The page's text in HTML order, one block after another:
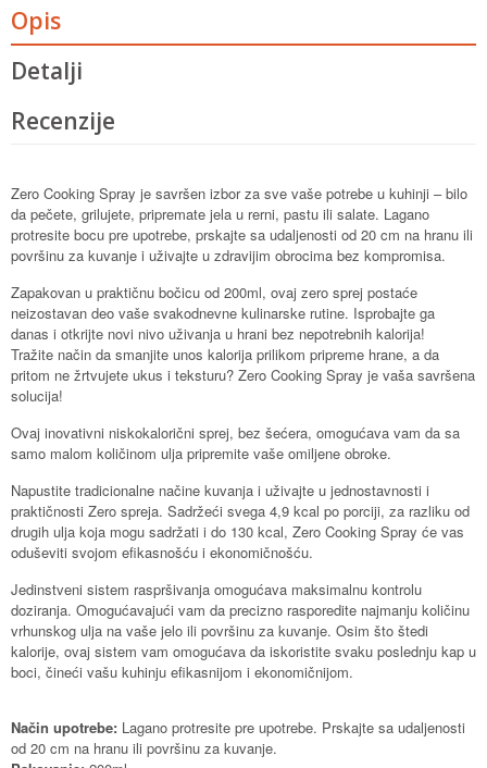
Opis
Detalji
Recenzije
Zero Cooking Spray je savršen izbor za sve vaše potrebe u kuhinji – bilo
da pečete, grilujete, pripremate jela u rerni, pastu ili salate. Lagano
protresite bocu pre upotrebe, prskajte sa udaljenosti od 20 cm na hranu ili
površinu za kuvanje i uživajte u zdravijim obrocima bez kompromisa.
Zapakovan u praktičnu bočicu od 200ml, ovaj zero sprej postaće
neizostavan deo vaše svakodnevne kulinarske rutine. Isprobajte ga
danas i otkrijte novi nivo uživanja u hrani bez nepotrebnih kalorija!
Tražite način da smanjite unos kalorija prilikom pripreme hrane, a da
pritom ne žrtvujete ukus i teksturu? Zero Cooking Spray je vaša savršena
solucija!
Ovaj inovativni niskokalorični sprej, bez šećera, omogućava vam da sa
samo malom količinom ulja pripremite vaše omiljene obroke.
Napustite tradicionalne načine kuvanja i uživajte u jednostavnosti i
praktičnosti Zero spreja. Sadržeći svega 4,9 kcal po porciji, za razliku od
drugih ulja koja mogu sadržati i do 130 kcal, Zero Cooking Spray će vas
oduševiti svojom efikasnošću i ekonomičnošću.
Jedinstveni sistem raspršivanja omogućava maksimalnu kontrolu
doziranja. Omogućavajući vam da precizno rasporedite najmanju količinu
vrhunskog ulja na vaše jelo ili površinu za kuvanje. Osim što štedi
kalorije, ovaj sistem vam omogućava da iskoristite svaku poslednju kap u
boci, čineći vašu kuhinju efikasnijom i ekonomičnijom.
Način upotrebe: Lagano protresite pre upotrebe. Prskajte sa udaljenosti
od 20 cm na hranu ili površinu za kuvanje.